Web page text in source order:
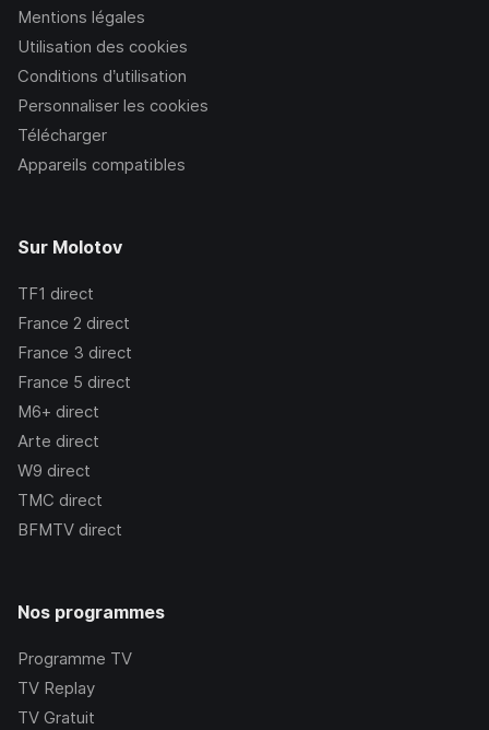
Mentions légales
Utilisation des cookies
Conditions d’utilisation
Personnaliser les cookies
Télécharger
Appareils compatibles
Sur Molotov
TF1 direct
France 2 direct
France 3 direct
France 5 direct
M6+ direct
Arte direct
W9 direct
TMC direct
BFMTV direct
Nos programmes
Programme TV
TV Replay
TV Gratuit